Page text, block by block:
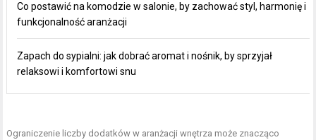
Co postawić na komodzie w salonie, by zachować styl, harmonię i
funkcjonalność aranżacji
Zapach do sypialni: jak dobrać aromat i nośnik, by sprzyjał
relaksowi i komfortowi snu
Ograniczenie liczby dodatków w aranżacji wnętrza może znacząco